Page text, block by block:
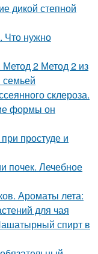
дикой степной
Что нужно
2 Метод 2 из
склероза.
формы он
простуде и
почек. Лечебное
Ароматы лета:
для чая
спирт в